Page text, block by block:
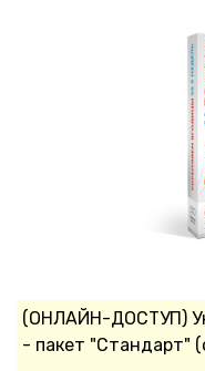
(ОНЛАЙН-ДОСТУП)
- пакет "Стандарт"